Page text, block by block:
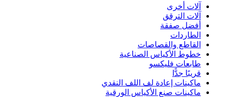
آلات أخرى
آلات الترقق
أفضل صفقة
الطاردات
القاطع والقصاصات
خطوط الأكياس الصناعية
طابعات فليكسو
قريبًا جدًّا
ماكينات إعادة لف اللف النقدي
ماكينات صنع الأكياس الورقية